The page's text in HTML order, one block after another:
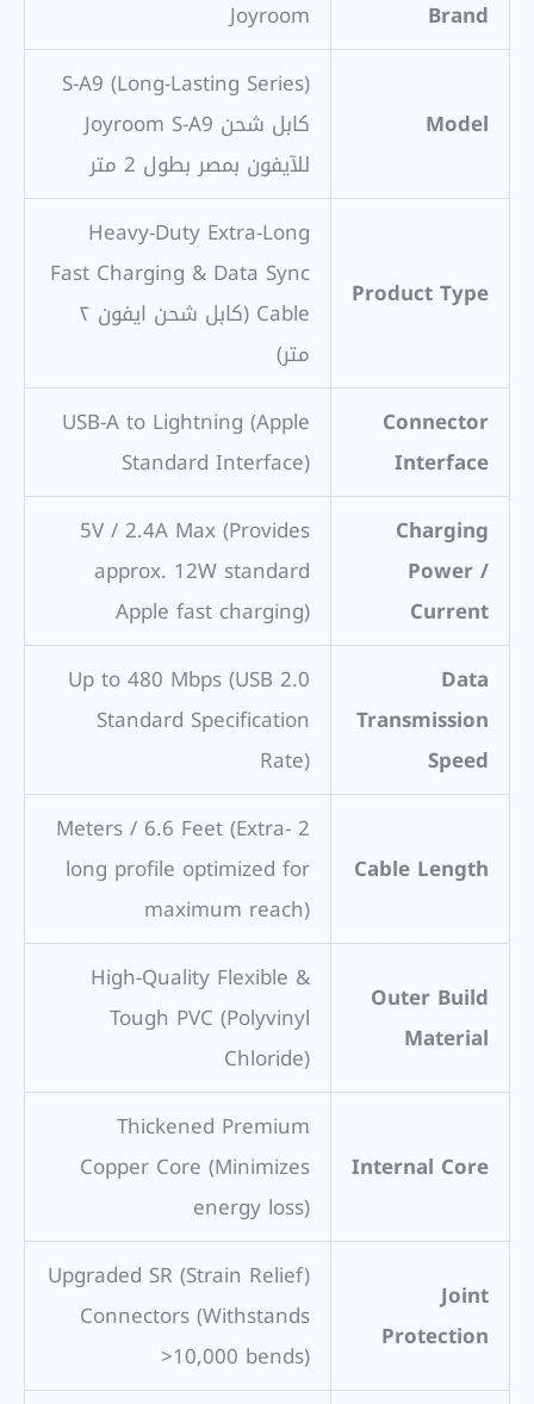
Brand
Joyroom
Model
S-A9 (Long-Lasting Series)
كابل شحن Joyroom S-A9
للآيفون بمصر بطول 2 متر
Product Type
Heavy-Duty Extra-Long
Fast Charging & Data Sync
Cable (كابل شحن ايفون ٢
متر)
Connector
Interface
USB-A to Lightning (Apple
Standard Interface)
Charging
Power /
Current
5V / 2.4A Max (Provides
approx. 12W standard
Apple fast charging)
Data
Transmission
Speed
Up to 480 Mbps (USB 2.0
Standard Specification
Rate)
Cable Length
2 Meters / 6.6 Feet (Extra-
long profile optimized for
maximum reach)
Outer Build
Material
High-Quality Flexible &
Tough PVC (Polyvinyl
Chloride)
Internal Core
Thickened Premium
Copper Core (Minimizes
energy loss)
Joint
Protection
Upgraded SR (Strain Relief)
Connectors (Withstands
>10,000 bends)